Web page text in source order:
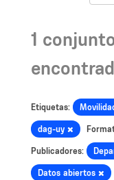
1
Etiquetas:
dag-uy
Publicadores:
Datos abiertos